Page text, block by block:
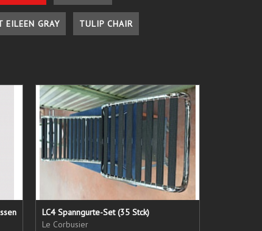
EILEEN GRAY TULIP CHAIR
LC4 Spanngurte-Set (35 Stck)
Le Corbusier